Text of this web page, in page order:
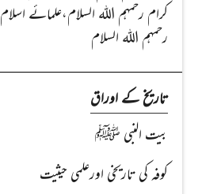
کرام رحمہم اللہ السلام،علمائے اسلام
رحمہم اللہ السلام
تاریخ کے اوراق
بیت النبی ﷺ
کوفہ کی تاریخی اورعلمی حیثیت